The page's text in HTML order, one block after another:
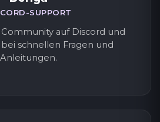
SUPPORT
auf Discord und
schnellen Fragen und
Anleitungen.